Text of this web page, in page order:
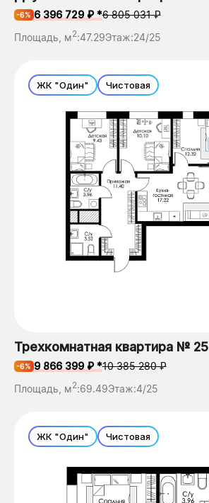
-6% 6 396 729 ₽ *6 805 031 ₽
Площадь, м2:47.29Этаж:24/25
ЖК "Один" Чистовая
Трехкомнатная квартира № 25
-6% 9 866 399 ₽ *10 385 280 ₽
Площадь, м2:69.49Этаж:4/25
ЖК "Один" Чистовая